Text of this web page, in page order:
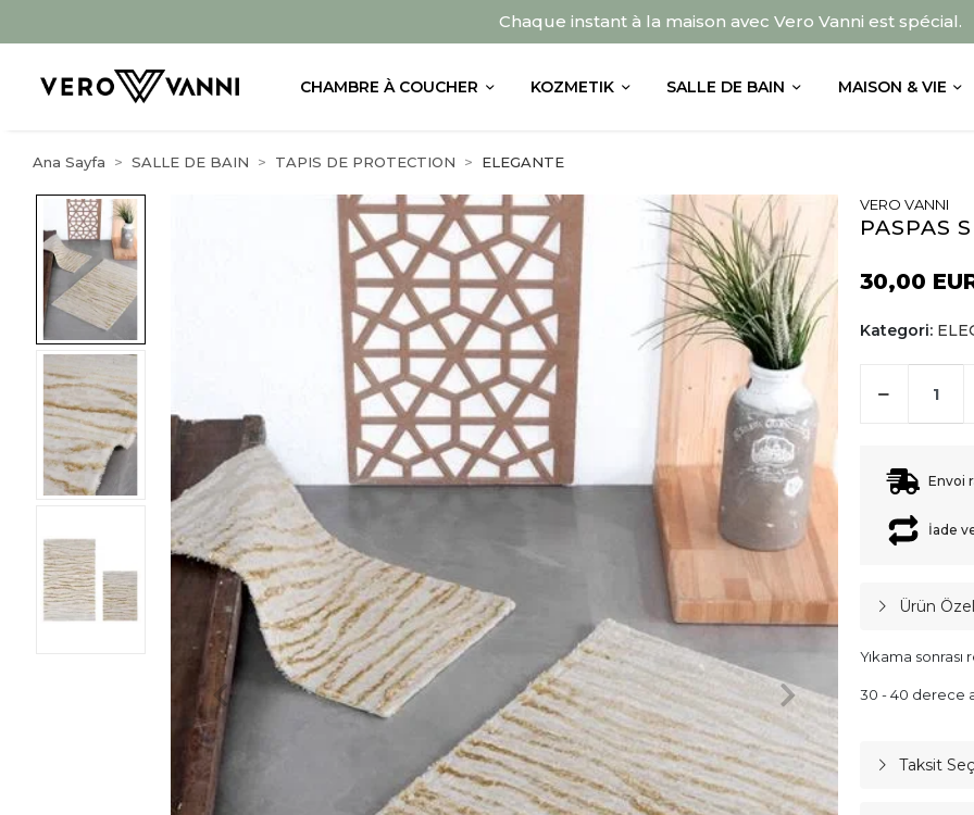
Chaque instant à la maison avec Vero Vanni est spécial.
CHAMBRE À COUCHER KOZMETIK SALLE DE BAIN MAISON & VIE
Ana Sayfa SALLE DE BAIN TAPIS DE PROTECTION ELEGANTE
VERO VANNI
PASPAS
30,00
Kategori:
Envoi
İade
Ürün
Yıkama sonrası
30 - 40 derece
Taksit